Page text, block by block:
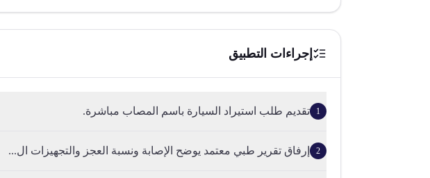
إجراءات التطبيق
1 تقديم طلب استيراد السيارة باسم المصاب مباشرة.
2 إرفاق تقرير طبي معتمد يوضح الإصابة ونسبة العجز والتجهيزات ال...